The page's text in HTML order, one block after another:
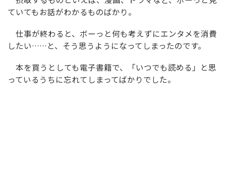
ていてもお話がわかるものばかり。
仕事が終わると、ボーっと何も考えずにエンタメを消費
したい……と、そう思うようになってしまったのです。
本を買うとしても電子書籍で、「いつでも読める」と思
っているうちに忘れてしまってばかりでした。